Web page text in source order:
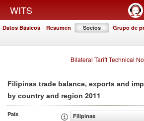
WITS
Datos Básicos Resumen Socios Grupo de
Bilateral Tariff Technical
Filipinas trade balance, exports and
by country and region 2011
País
Filipinas